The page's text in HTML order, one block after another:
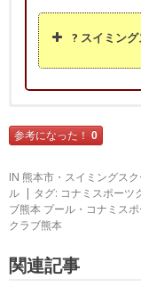
? スイミン
スポ
徹底
? 総合評価：
? 2015年2月投稿
子どものスイミング
切で、安心して任せら
始めと終わりにはプ
す）に挨拶すること
任意
必須投稿者性別
参考になった！ 0
IN 熊本市 ・ スイミングスク
ル
タグ: コナミスポーツ
ブ熊本 プール ・ コナミス
クラブ熊本
関連記事